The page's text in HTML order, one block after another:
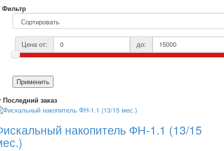
Фильтр
Цена от: до:
Применить
Последний заказ
накопитель ФН-1.1 (13/15